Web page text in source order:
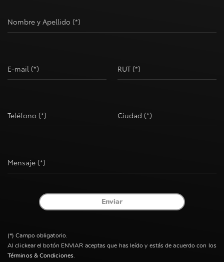
Nombre y Apellido (*)
E-mail (*) RUT (*)
Teléfono (*) Ciudad (*)
Mensaje (*)
Enviar
(*) Campo obligatorio.
Al clickear el botón ENVIAR aceptas que has leído y estás de acuerdo con los
Términos & Condiciones.